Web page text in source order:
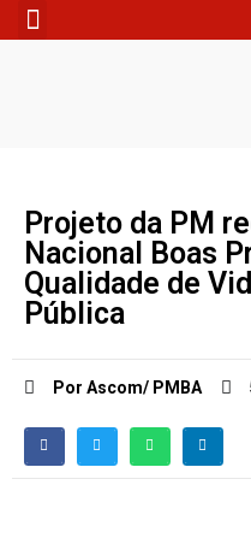
Projeto da PM
Nacional Boas
Qualidade de
Pública
Por Ascom/ PMBA